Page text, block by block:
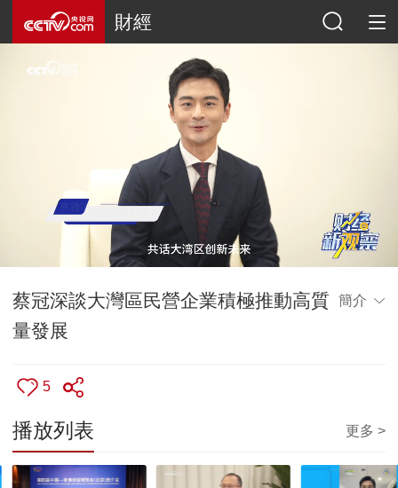
財經
蔡冠深談大灣區民營企業積極推動高質
量發展
簡介
5
播放列表 更多 >